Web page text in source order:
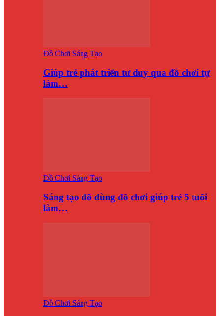
Đồ Chơi Sáng Tạo
Giúp trẻ phát triển tư duy qua đồ chơi tự
làm…
Đồ Chơi Sáng Tạo
Sáng tạo đồ dùng đồ chơi giúp trẻ 5 tuổi
làm…
Đồ Chơi Sáng Tạo